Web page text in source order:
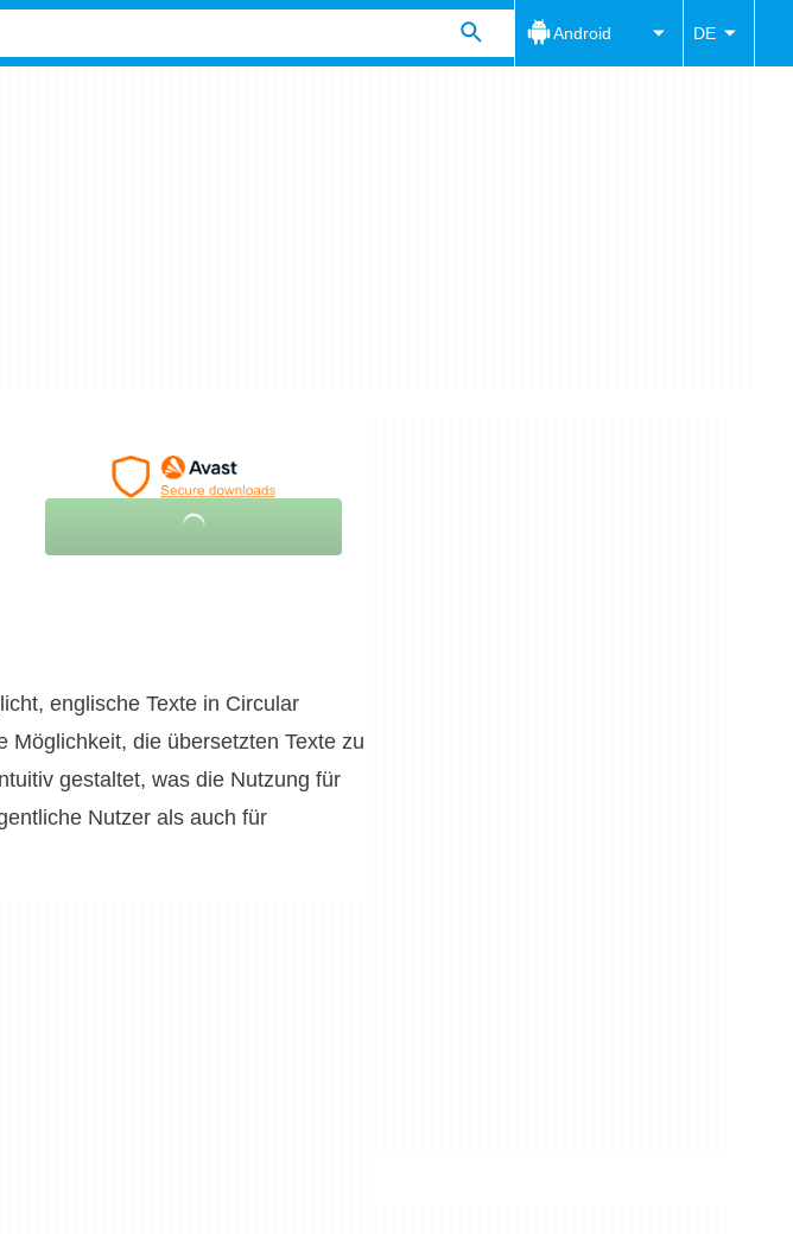
Android DE
englische Texte in Circular
Möglichkeit, die übersetzten Texte zu
gestaltet, was die Nutzung für
Nutzer als auch für